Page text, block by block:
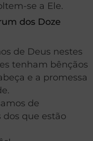
se a Ele.
dos Doze
de Deus nestes
tenham bênçãos
e a promessa
de
que estão